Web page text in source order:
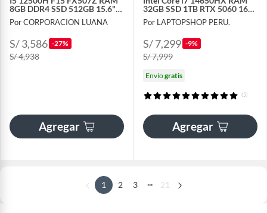
8GB DDR4 SSD 512GB 15.6"
FHD RTX 3050 4GB
Por CORPORACION LUANA
S/ 3,586 -27%
S/ 4,938
Agregar
32GB SSD 1TB RTX 5060 16"
WUXGA 165HZ
Por LAPTOPSHOP PERU.
S/ 7,299 -9%
S/ 7,999
Envíogratis
(5)
Agregar
1 2 3 ... 21